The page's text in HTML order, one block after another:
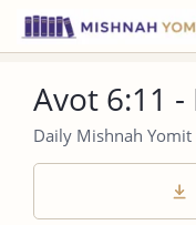
Avot 6:11 -
Daily Mishnah